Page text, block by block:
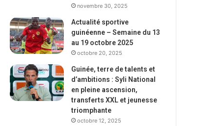
novembre 30, 2025
Actualité sportive
guinéenne – Semaine du 13
au 19 octobre 2025
octobre 20, 2025
Guinée, terre de talents et
d’ambitions : Syli National
en pleine ascension,
transferts XXL et jeunesse
triomphante
octobre 12, 2025